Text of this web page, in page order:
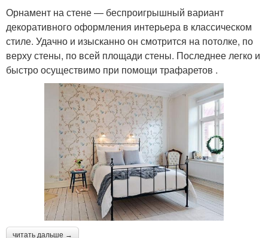
Орнамент на стене — беспроигрышный вариант
декоративного оформления интерьера в классическом
стиле. Удачно и изысканно он смотрится на потолке, по
верху стены, по всей площади стены. Последнее легко и
быстро осуществимо при помощи трафаретов .
читать дальше →